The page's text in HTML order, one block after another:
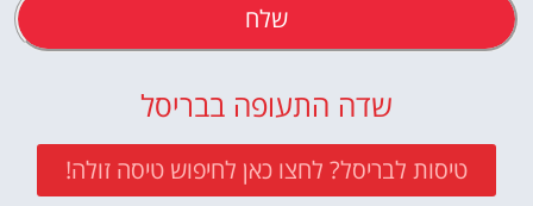
שלח
שדה התעופה בבריסל
טיסות לבריסל? לחצו כאן לחיפוש טיסה זולה!